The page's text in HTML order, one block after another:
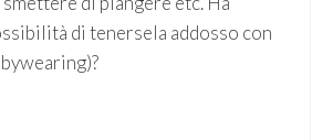
di tenersela addosso con